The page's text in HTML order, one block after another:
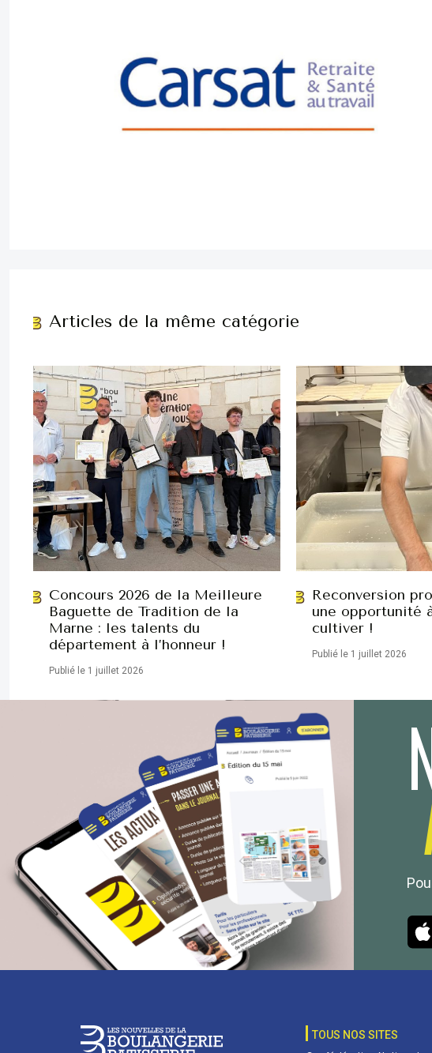
Articles de la même catégorie
Concours 2026 de la Meilleure
Baguette de Tradition de la
Marne : les talents du
département à l’honneur !
Publié le 1 juillet 2026
Reconversion
une opportunité
cultiver !
Publié le 1 juillet 2026
TOUS NOS SITES